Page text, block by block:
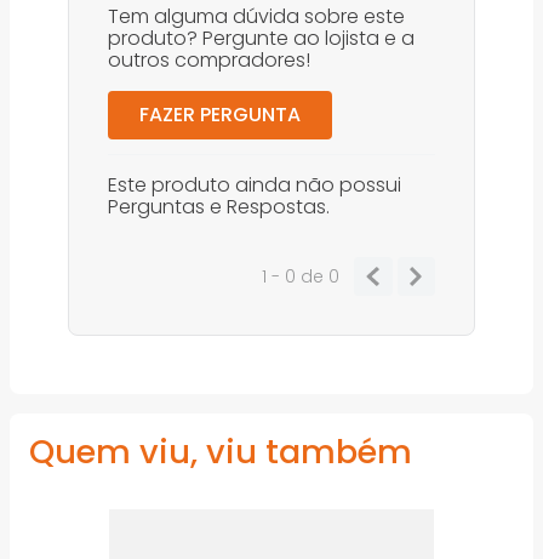
Tem alguma dúvida sobre este
produto? Pergunte ao lojista e a
outros compradores!
FAZER PERGUNTA
Este produto ainda não possui
Perguntas e Respostas.
1 - 0 de 0
Quem viu, viu também